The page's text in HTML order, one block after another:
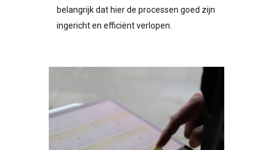
belangrijk dat hier de processen goed zijn
ingericht en efficiënt verlopen.